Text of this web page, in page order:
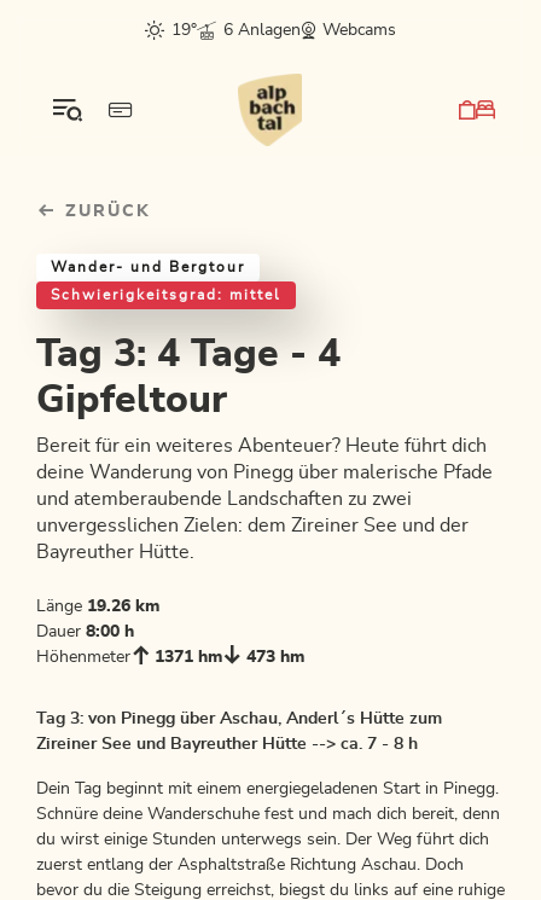
sr.skip-to.main-content
sr.skip-to.table-of-contents
sr.skip-to.main-navigation
19°
6 Anlagen Webcams
ZURÜCK
Wander- und Bergtour
Schwierigkeitsgrad: mittel
Tag 3: 4 Tage - 4
Gipfeltour
Bereit für ein weiteres Abenteuer? Heute führt dich
deine Wanderung von Pinegg über malerische Pfade
und atemberaubende Landschaften zu zwei
unvergesslichen Zielen: dem Zireiner See und der
Bayreuther Hütte.
Länge 19.26 km
Dauer 8:00 h
Höhenmeter
1371 hm 473 hm
Tag 3: von Pinegg über Aschau, Anderl´s Hütte zum
Zireiner See und Bayreuther Hütte --> ca. 7 - 8 h
Dein Tag beginnt mit einem energiegeladenen Start in Pinegg.
Schnüre deine Wanderschuhe fest und mach dich bereit, denn
du wirst einige Stunden unterwegs sein. Der Weg führt dich
zuerst entlang der Asphaltstraße Richtung Aschau. Doch
bevor du die Steigung erreichst, biegst du links auf eine ruhige